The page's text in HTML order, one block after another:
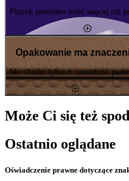
Plastik powinien mieć więcej niż
Opakowanie ma
Nie chodzi tylko o zawartość
Może Ci się też
Ostatnio oglądane
Oświadczenie prawne dotyczące